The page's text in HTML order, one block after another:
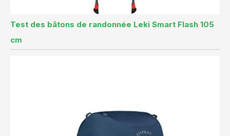
Test des bâtons de randonnée Leki Smart Flash 105
cm